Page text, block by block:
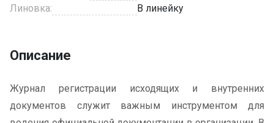
Линовка:
В линейку
Описание
Журнал регистрации исходящих и внутренних
документов служит важным инструментом для